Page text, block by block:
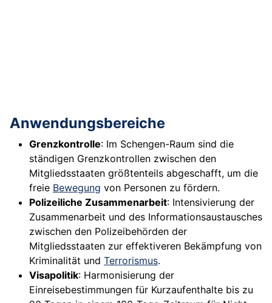
Anwendungsbereiche
Grenzkontrolle: Im Schengen-Raum sind die
ständigen Grenzkontrollen zwischen den
Mitgliedsstaaten größtenteils abgeschafft, um die
freie Bewegung von Personen zu fördern.
Polizeiliche Zusammenarbeit: Intensivierung der
Zusammenarbeit und des Informationsaustausches
zwischen den Polizeibehörden der
Mitgliedsstaaten zur effektiveren Bekämpfung von
Kriminalität und Terrorismus.
Visapolitik: Harmonisierung der
Einreisebestimmungen für Kurzaufenthalte bis zu